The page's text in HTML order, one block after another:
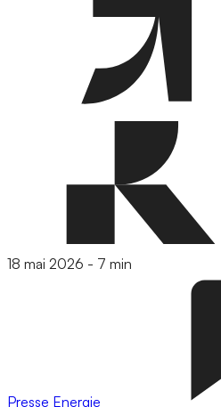
18 mai 2026 - 7 min
Presse Energie